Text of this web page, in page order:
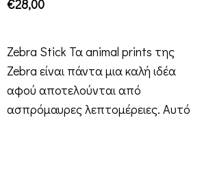
€28,00
Zebra Stick Τα animal prints της
Zebra είναι πάντα μια καλή ιδέα
αφού αποτελούνται από
ασπρόμαυρες λεπτομέρειες. Αυτό